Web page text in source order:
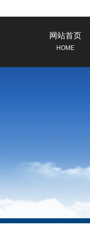
网站首页
HOME